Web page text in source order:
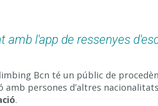
amb l'app de ressenyes
Bcn té un públic de
persones d’altres
.